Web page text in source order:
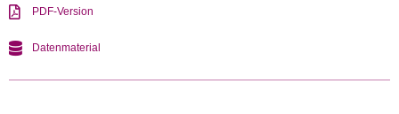
PDF-Version
Datenmaterial